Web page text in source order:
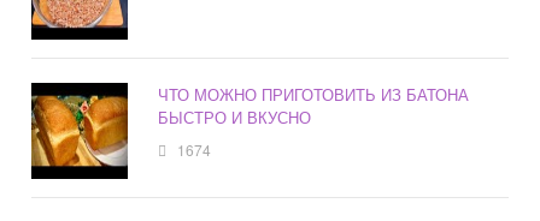
ЧТО МОЖНО ПРИГОТОВИТЬ ИЗ БАТОНА
БЫСТРО И ВКУСНО
1674